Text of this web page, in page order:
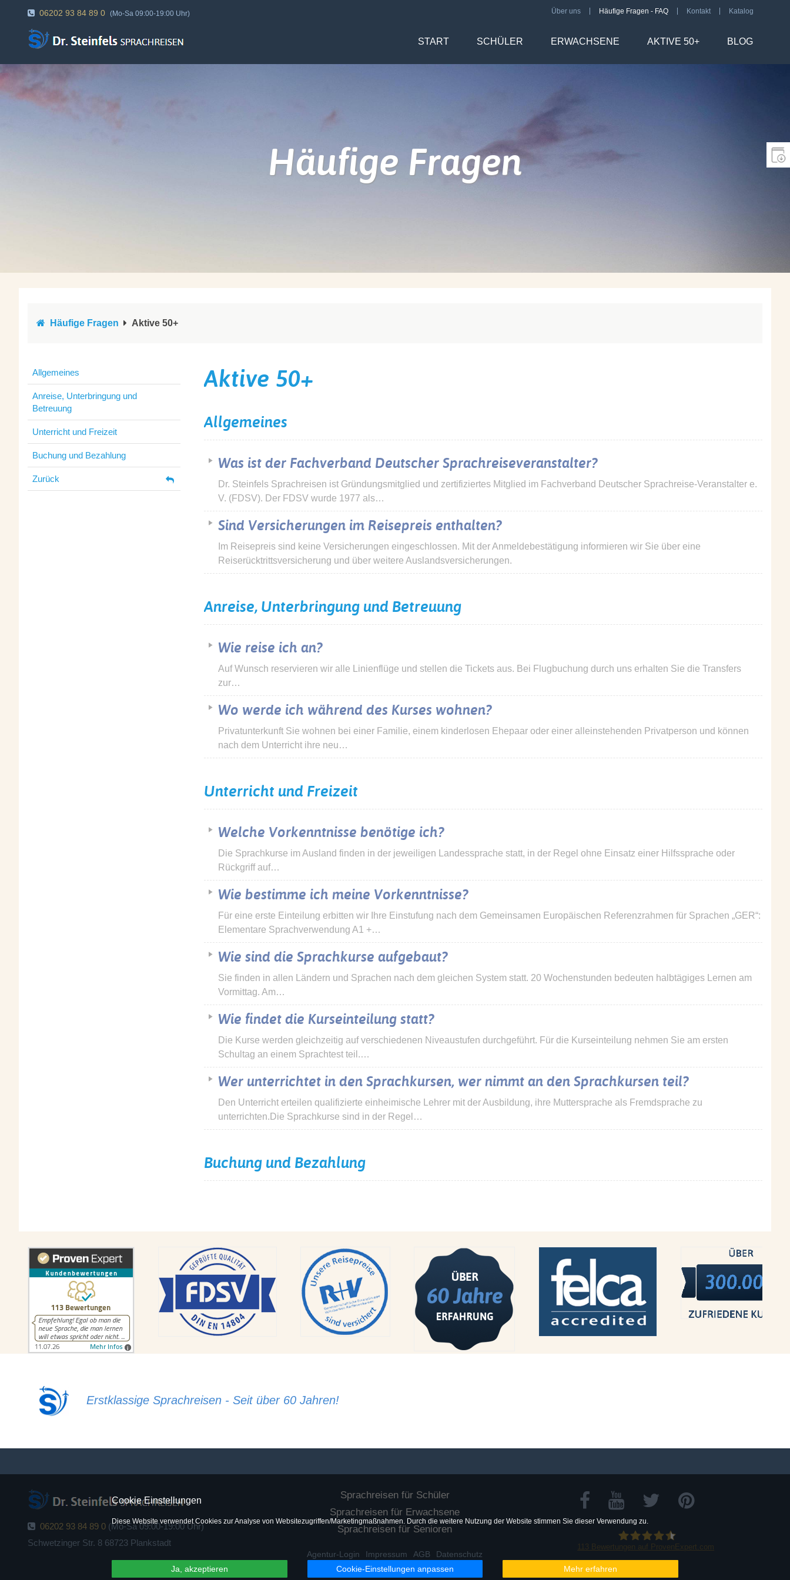
06202 93 84 89 0 (Mo-Sa 09:00-19:00 Uhr) Über uns Häufige Fragen - FAQ Kontakt Katalog
START SCHÜLER ERWACHSENE AKTIVE 50+ BLOG
Cookie Einstellungen
Diese Website verwendet Cookies zur Analyse von Websitezugriffen/Marketingmaßnahmen. Durch die weitere Nutzung der Website stimmen Sie dieser Verwendung zu.
Ja, akzeptieren Cookie-Einstellungen anpassen Mehr erfahren
Häufige Fragen
Häufige Fragen Aktive 50+
Allgemeines
Anreise, Unterbringung und
Betreuung
Unterricht und Freizeit
Buchung und Bezahlung
Zurück
Aktive 50+
Allgemeines
Was ist der Fachverband Deutscher Sprachreiseveranstalter?
Dr. Steinfels Sprachreisen ist Gründungsmitglied und zertifiziertes Mitglied im Fachverband Deutscher Sprachreise-Veranstalter e.
V. (FDSV). Der FDSV wurde 1977 als…
Sind Versicherungen im Reisepreis enthalten?
Im Reisepreis sind keine Versicherungen eingeschlossen. Mit der Anmeldebestätigung informieren wir Sie über eine
Reiserücktrittsversicherung und über weitere Auslandsversicherungen.
Anreise, Unterbringung und Betreuung
Wie reise ich an?
Auf Wunsch reservieren wir alle Linienflüge und stellen die Tickets aus. Bei Flugbuchung durch uns erhalten Sie die Transfers
zur…
Wo werde ich während des Kurses wohnen?
Privatunterkunft Sie wohnen bei einer Familie, einem kinderlosen Ehepaar oder einer alleinstehenden Privatperson und können
nach dem Unterricht ihre neu…
Unterricht und Freizeit
Welche Vorkenntnisse benötige ich?
Die Sprachkurse im Ausland finden in der jeweiligen Landessprache statt, in der Regel ohne Einsatz einer Hilfssprache oder
Rückgriff auf…
Wie bestimme ich meine Vorkenntnisse?
Für eine erste Einteilung erbitten wir Ihre Einstufung nach dem Gemeinsamen Europäischen Referenzrahmen für Sprachen „GER“:
Elementare Sprachverwendung A1 +…
Wie sind die Sprachkurse aufgebaut?
Sie finden in allen Ländern und Sprachen nach dem gleichen System statt. 20 Wochenstunden bedeuten halbtägiges Lernen am
Vormittag. Am…
Wie findet die Kurseinteilung statt?
Die Kurse werden gleichzeitig auf verschiedenen Niveaustufen durchgeführt. Für die Kurseinteilung nehmen Sie am ersten
Schultag an einem Sprachtest teil.…
Wer unterrichtet in den Sprachkursen, wer nimmt an den Sprachkursen teil?
Den Unterricht erteilen qualifizierte einheimische Lehrer mit der Ausbildung, ihre Muttersprache als Fremdsprache zu
unterrichten.Die Sprachkurse sind in der Regel…
Buchung und Bezahlung
Erstklassige Sprachreisen - Seit über 60 Jahren!
06202 93 84 89 0 (Mo-Sa 09:00-19:00 Uhr)
Schwetzinger Str. 8 68723 Plankstadt
Sprachreisen für Schüler
Sprachreisen für Erwachsene
Sprachreisen für Senioren
Agentur-Login Impressum AGB Datenschutz
Dr.Steinfels Sprachreisen GmbH
113 Bewertungen auf ProvenExpert.com